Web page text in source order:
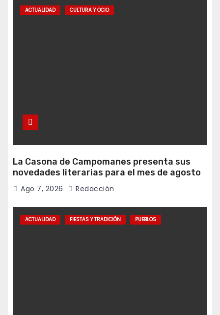
ACTUALIDAD CULTURA Y OCIO
La Casona de Campomanes presenta sus
novedades literarias para el mes de agosto
Ago 7, 2026 Redacción
ACTUALIDAD FIESTAS Y TRADICIÓN PUEBLOS